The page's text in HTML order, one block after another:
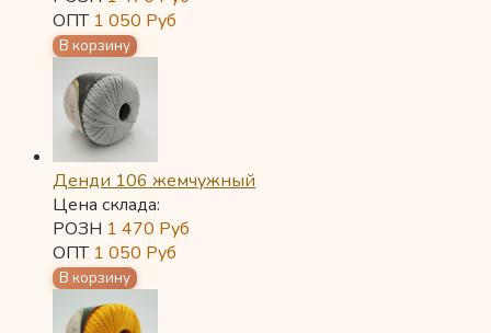
ОПТ 1 050 Руб
Денди 106 жемчужный
Цена склада:
РОЗН 1 470 Руб
ОПТ 1 050 Руб